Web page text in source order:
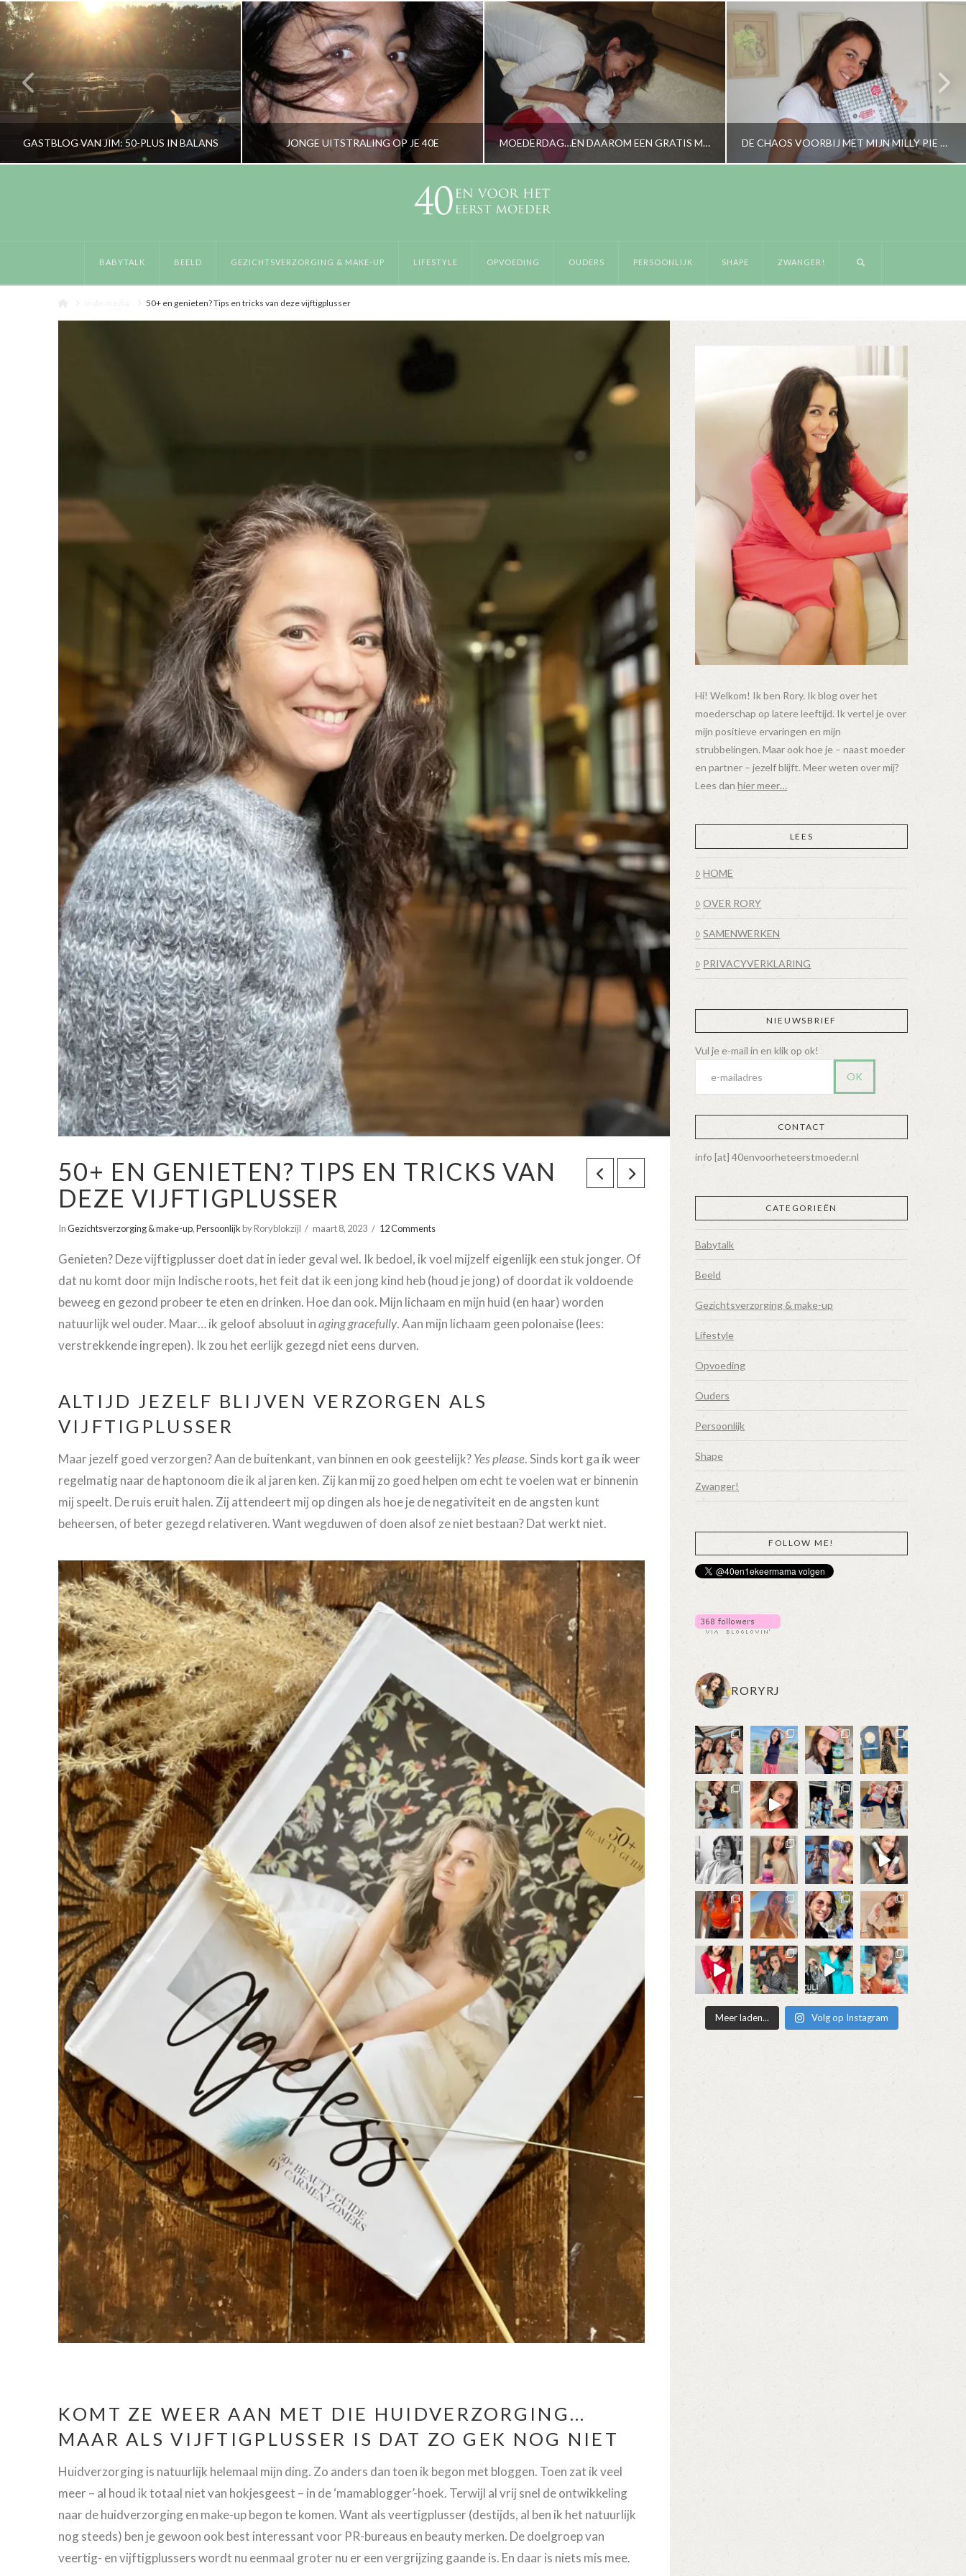
GASTBLOG VAN JIM: 50-PLUS IN BALANS JONGE UITSTRALING OP JE 40E MOEDERDAG…EN DAAROM EEN GRATIS MILABOEKJE! DE CHAOS VOORBIJ MET MIJN MILLY PIE PLANNER?
BABYTALK BEELD GEZICHTSVERZORGING & MAKE-UP LIFESTYLE OPVOEDING OUDERS PERSOONLIJK SHAPE ZWANGER!
50+ en genieten? Tips en tricks van deze vijftigplusser
50+ EN GENIETEN? TIPS EN TRICKS VAN
DEZE VIJFTIGPLUSSER
InGezichtsverzorging & make-up,Persoonlijk by Roryblokzijl maart 8, 2023 12 Comments
Genieten? Deze vijftigplusser doet dat in ieder geval wel. Ik bedoel, ik voel mijzelf eigenlijk een stuk jonger. Of
dat nu komt door mijn Indische roots, het feit dat ik een jong kind heb (houd je jong) of doordat ik voldoende
beweeg en gezond probeer te eten en drinken. Hoe dan ook. Mijn lichaam en mijn huid (en haar) worden
natuurlijk wel ouder. Maar… ik geloof absoluut inaging gracefully. Aan mijn lichaam geen polonaise (lees:
verstrekkende ingrepen). Ik zou het eerlijk gezegd niet eens durven.
ALTIJD JEZELF BLIJVEN VERZORGEN ALS
VIJFTIGPLUSSER
Maar jezelf goed verzorgen? Aan de buitenkant, van binnen en ook geestelijk?Yes please. Sinds kort ga ik weer
regelmatig naar de haptonoom die ik al jaren ken. Zij kan mij zo goed helpen om echt te voelen wat er binnenin
mij speelt. De ruis eruit halen. Zij attendeert mij op dingen als hoe je de negativiteit en de angsten kunt
beheersen, of beter gezegd relativeren. Want wegduwen of doen alsof ze niet bestaan? Dat werkt niet.
KOMT ZE WEER AAN MET DIE HUIDVERZORGING…
MAAR ALS VIJFTIGPLUSSER IS DAT ZO GEK NOG NIET
Huidverzorging is natuurlijk helemaal mijn ding. Zo anders dan toen ik begon met bloggen. Toen zat ik veel
meer – al houd ik totaal niet van hokjesgeest – in de ‘mamablogger’-hoek. Terwijl al vrij snel de ontwikkeling
naar de huidverzorging en make-up begon te komen. Want als veertigplusser (destijds, al ben ik het natuurlijk
nog steeds) ben je gewoon ook best interessant voor PR-bureaus en beauty merken. De doelgroep van
veertig- en vijftigplussers wordt nu eenmaal groter nu er een vergrijzing gaande is. En daar is niets mis mee.
Hi! Welkom! Ik ben Rory. Ik blog over het
moederschap op latere leeftijd. Ik vertel je over
mijn positieve ervaringen en mijn
strubbelingen. Maar ook hoe je – naast moeder
en partner – jezelf blijft. Meer weten over mij?
Lees danhier meer…
LEES
HOME
OVER RORY
SAMENWERKEN
PRIVACYVERKLARING
NIEUWSBRIEF
CONTACT
info [at] 40envoorheteerstmoeder.nl
CATEGORIEËN
Babytalk
Beeld
Gezichtsverzorging & make-up
Lifestyle
Opvoeding
Ouders
Persoonlijk
Shape
Zwanger!
FOLLOW ME!
RORYRJ
Meer laden... Volg op Instagram